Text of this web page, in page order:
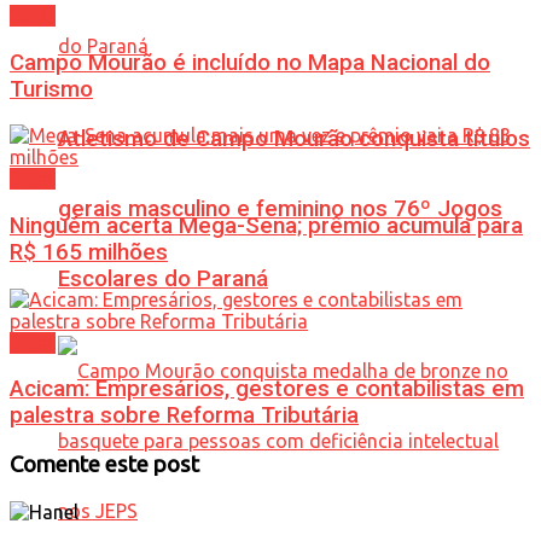
Atletismo de Campo Mourão conquista títulos
gerais masculino e feminino nos 76º Jogos
Escolares do Paraná
Campo Mourão é incluído no Mapa Nacional do
Turismo
Ninguém acerta Mega-Sena; prêmio acumula para
R$ 165 milhões
Acicam: Empresários, gestores e contabilistas em
palestra sobre Reforma Tributária
Comente este post